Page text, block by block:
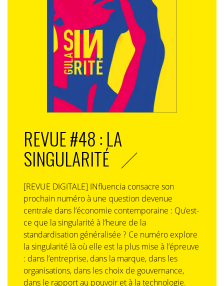
REVUE #48 : LA
SINGULARITÉ
[REVUE DIGITALE] INfluencia consacre son
prochain numéro à une question devenue
centrale dans l’économie contemporaine : Qu’est-
ce que la singularité à l’heure de la
standardisation généralisée ? Ce numéro explore
la singularité là où elle est la plus mise à l’épreuve
: dans l’entreprise, dans la marque, dans les
organisations, dans les choix de gouvernance,
dans le rapport au pouvoir et à la technologie.